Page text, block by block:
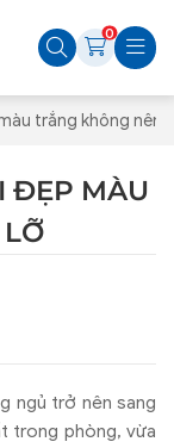
0
trắng không nên
ĐẸP MÀU
ngủ trở nên sang
trong phòng, vừa